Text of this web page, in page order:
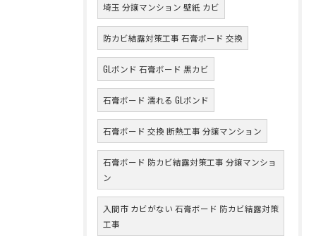
埼玉 分譲マンション 壁紙 カビ
防カビ結露対策工事 石膏ボード 交換
GLボンド 石膏ボード 黒カビ
石膏ボード 濡れる GLボンド
石膏ボード 交換 断熱工事 分譲マンション
石膏ボード 防カビ結露対策工事 分譲マンショ
ン
入間市 カビがない 石膏ボード 防カビ結露対策
工事